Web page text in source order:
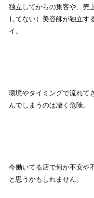
独立してからの集客や、売
してない）美容師が独立す
イ。
環境やタイミングで流れて
んでしまうのは凄く危険。
今働いてる店で何か不安や
と思うかもしれません。